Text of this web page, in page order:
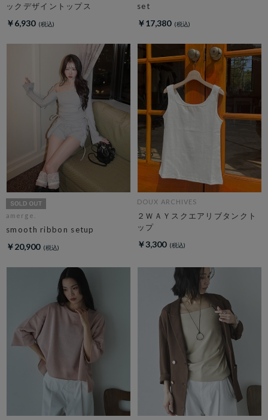
ックデザイントップス
￥6,930
set
￥17,380
amerge.
smooth ribbon setup
￥20,900
DOUX ARCHIVES
２ＷＡＹスクエアリブタンクト
ップ
￥3,300